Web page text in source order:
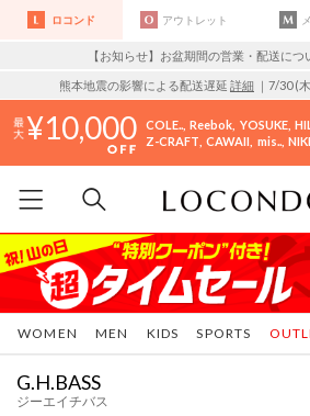
ロコンド アウトレット
【お知らせ】お盆期間の営業・配送につ
熊本地震の影響による配送遅延 詳細 ｜7/30 (
10,000 COLE.. Reebok YOSUKE
Z-CRAFT CAWAII mis..
WOMEN MEN KIDS SPORTS
G.H.BASS
ジーエイチバス